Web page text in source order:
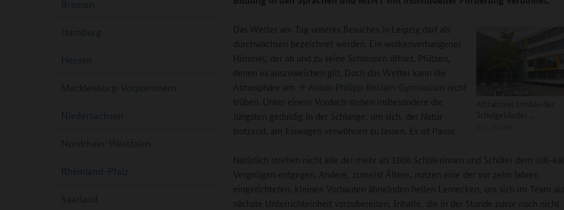
Das Wetter am Tag unseres Besuches in Leipzig darf als
durchwachsen bezeichnet werden. Ein wolkenverhangener
Himmel, der ab und zu seine Schleusen öffnet. Pfützen,
denen es auszuweichen gilt. Doch das Wetter kann die
Atmosphäre am
Anton-Philipp-Reclam-Gymnasium nicht
trüben. Unter einem Vordach stehen insbesondere die
Jüngsten geduldig in der Schlange, um sich, der Natur
trotzend, am Eiswagen verwöhnen zu lassen. Es ist Pause.
Natürlich streben nicht alle der mehr als 1000 Schülerinnen und Schüler dem süß-
Vergnügen entgegen. Andere, zumeist Ältere, nutzen eine der vor zehn Jahren
eingerichteten, kleinen Vorbauten ähnelnden hellen Lernecken, um sich im Team
nächste Unterrichteinheit vorzubereiten, Inhalte, die in der Stunde zuvor noch nicht
Bremen
Hamburg
Hessen
Mecklenburg-Vorpommern
Niedersachsen
Nordrhein-Westfalen
Rheinland-Pfalz
Saarland